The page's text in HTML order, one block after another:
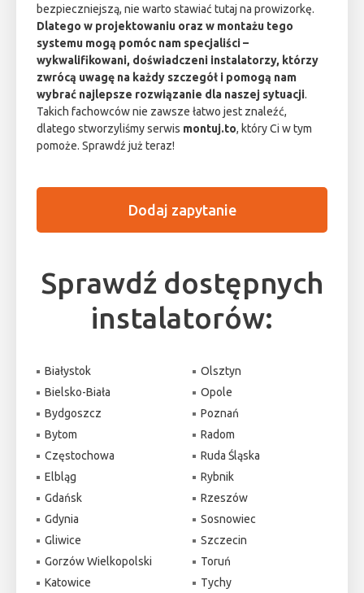
bezpieczniejszą, nie warto stawiać tutaj na prowizorkę.
Dlatego w projektowaniu oraz w montażu tego
systemu mogą pomóc nam specjaliści –
wykwalifikowani, doświadczeni instalatorzy, którzy
zwrócą uwagę na każdy szczegół i pomogą nam
wybrać najlepsze rozwiązanie dla naszej sytuacji.
Takich fachowców nie zawsze łatwo jest znaleźć,
dlatego stworzyliśmy serwis montuj.to, który Ci w tym
pomoże. Sprawdź już teraz!
Dodaj zapytanie
Sprawdź dostępnych
instalatorów:
Białystok
Bielsko-Biała
Bydgoszcz
Bytom
Częstochowa
Elbląg
Gdańsk
Gdynia
Gliwice
Gorzów Wielkopolski
Katowice
Olsztyn
Opole
Poznań
Radom
Ruda Śląska
Rybnik
Rzeszów
Sosnowiec
Szczecin
Toruń
Tychy